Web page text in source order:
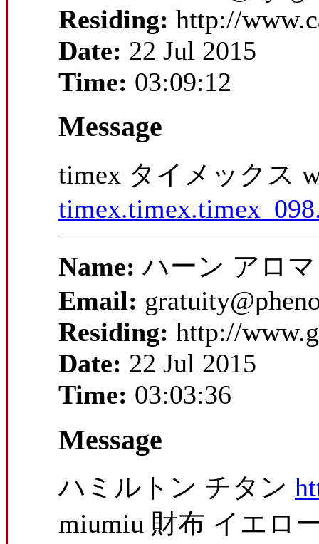
Residing: http://
Date: 22 Jul 2015
Time: 03:09:12
Message
timex タイメックス
Name:ハーン アロマ
Email:
Residing: http://
Date: 22 Jul 2015
Time: 03:03:36
Message
ハミルトン チタン
miumiu 財布 イエロ